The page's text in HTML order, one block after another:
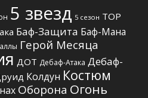
5 звезд 5 сезон TOP
Баф-Защита Баф-Мана
Герой Месяца
ДОТ Дебаф-Атака Дебаф-
Колдун Костюм
Оборона Огонь